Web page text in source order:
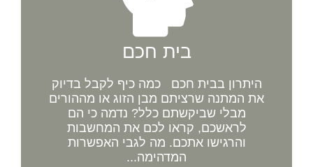
בית חכם
היתרון בבית חכם כמה כיף לקבל בדיוק
את המתנה שרציתם מבן הזוג או מההורים
מבלי שביקשתם כלל? נדמה כי הם
לראשכם, קראו לכם את המחשבות
והרגישו אתכם. מה לגבי האפשרות
המדהימה...